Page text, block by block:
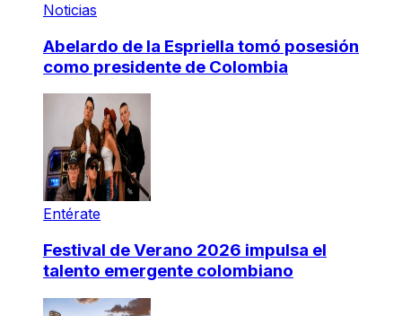
Noticias
Abelardo de la Espriella tomó posesión
como presidente de Colombia
Entérate
Festival de Verano 2026 impulsa el
talento emergente colombiano